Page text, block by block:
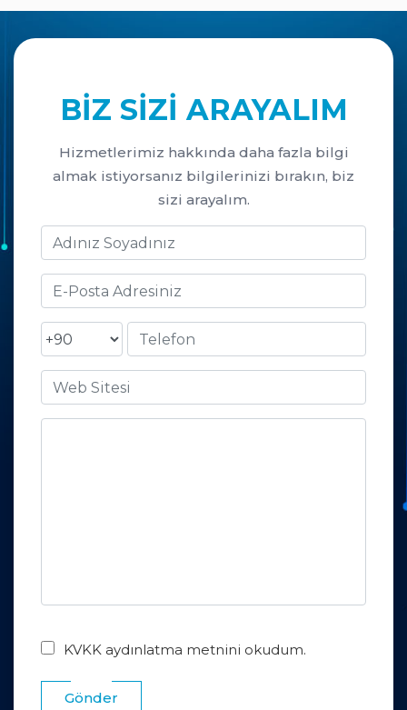
BIZ SIZI ARAYALIM
Hizmetlerimiz hakkında daha fazla bilgi
almak istiyorsanız bilgilerinizi bırakın, biz
sizi arayalım.
KVKK aydınlatma metnini okudum.
Gönder